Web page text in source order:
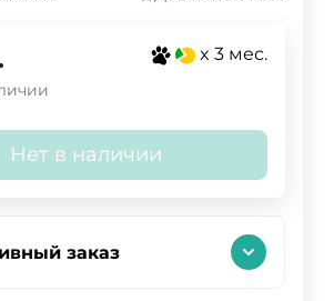
x 3 мес.
Нет в наличии
заказ